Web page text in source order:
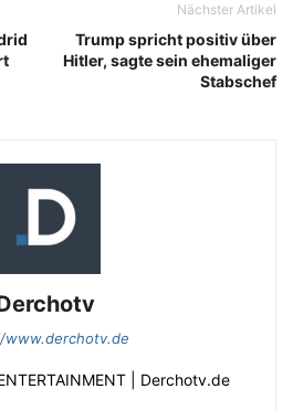
Nächster Artikel
Trump spricht positiv über
Hitler, sagte sein ehemaliger
Stabschef
| Derchotv.de